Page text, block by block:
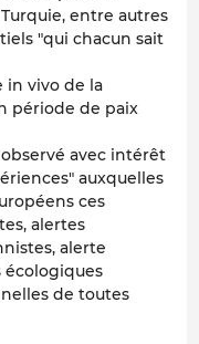
entre autres
"qui chacun sait
in vivo de la
période de paix
avec intérêt
auxquelles
ces
alertes
alerte
de toutes